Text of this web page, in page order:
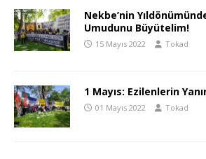
Nekbe’nin
Umudunu Büyütelim!
15 Mayıs 2022 Tokad
1 Mayıs: Ezilenlerin
01 Mayıs 2022 Tokad